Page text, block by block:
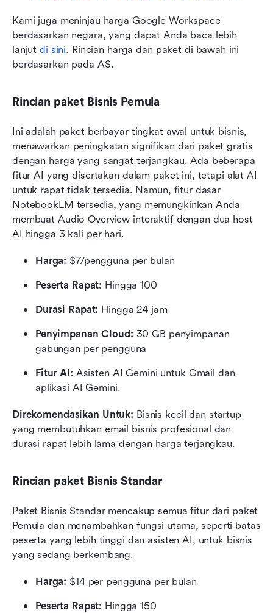
Kami juga meninjau harga Google Workspace
berdasarkan negara, yang dapat Anda baca lebih
lanjut di sini. Rincian harga dan paket di bawah ini
berdasarkan pada AS.
Rincian paket Bisnis Pemula
Ini adalah paket berbayar tingkat awal untuk bisnis,
menawarkan peningkatan signifikan dari paket gratis
dengan harga yang sangat terjangkau. Ada beberapa
fitur AI yang disertakan dalam paket ini, tetapi alat AI
untuk rapat tidak tersedia. Namun, fitur dasar
NotebookLM tersedia, yang memungkinkan Anda
membuat Audio Overview interaktif dengan dua host
AI hingga 3 kali per hari.
Harga: $7/pengguna per bulan
Peserta Rapat: Hingga 100
Durasi Rapat: Hingga 24 jam
Penyimpanan Cloud: 30 GB penyimpanan
gabungan per pengguna
Fitur AI: Asisten AI Gemini untuk Gmail dan
aplikasi AI Gemini.
Direkomendasikan Untuk: Bisnis kecil dan startup
yang membutuhkan email bisnis profesional dan
durasi rapat lebih lama dengan harga terjangkau.
Rincian paket Bisnis Standar
Paket Bisnis Standar mencakup semua fitur dari paket
Pemula dan menambahkan fungsi utama, seperti batas
peserta yang lebih tinggi dan asisten AI, untuk bisnis
yang sedang berkembang.
Harga: $14 per pengguna per bulan
Peserta Rapat: Hingga 150